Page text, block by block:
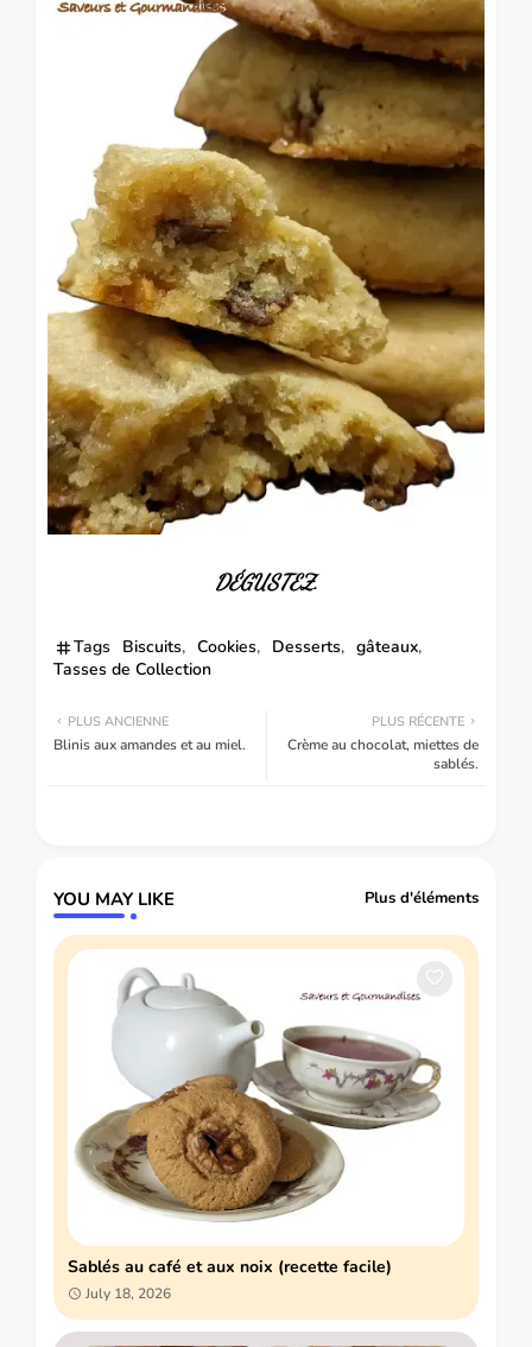
DÉGUSTEZ.
Tags Biscuits Cookies Desserts
gâteaux
Tasses de Collection
PLUS RÉCENTE
Crème au chocolat, miettes de
sablés.
PLUS ANCIENNE
Blinis aux amandes et au miel.
YOU MAY LIKE Plus d'éléments
Sablés au café et aux noix (recette facile)
July 18, 2026